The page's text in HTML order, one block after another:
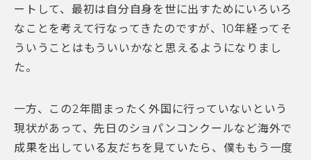
ートして、最初は自分自身を世に出すためにいろいろ
なことを考えて行なってきたのですが、10年経ってそ
ういうことはもういいかなと思えるようになりまし
た。
一方、この2年間まったく外国に行っていないという
現状があって、先日のショパンコンクールなど海外で
成果を出している友だちを見ていたら、僕ももう一度